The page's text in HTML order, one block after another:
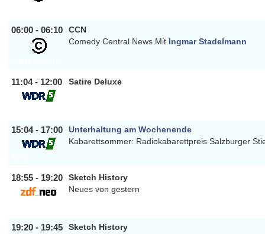
06:00 - 06:10
CCN
Comedy Central News Mit Ingmar Stadelmann
11:04 - 12:00 Satire Deluxe
15:04 - 17:00
Unterhaltung am Wochenende
Kabarettsommer: Radiokabarettpreis Salzburger
18:55 - 19:20
Sketch History
Neues von gestern
19:20 - 19:45 Sketch History